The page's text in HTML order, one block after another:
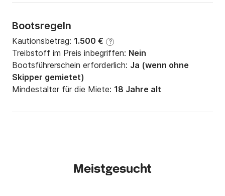
Bootsregeln
Kautionsbetrag: 1.500 € ?
Treibstoff im Preis inbegriffen: Nein
Bootsführerschein erforderlich: Ja (wenn ohne
Skipper gemietet)
Mindestalter für die Miete: 18 Jahre alt
Meistgesucht